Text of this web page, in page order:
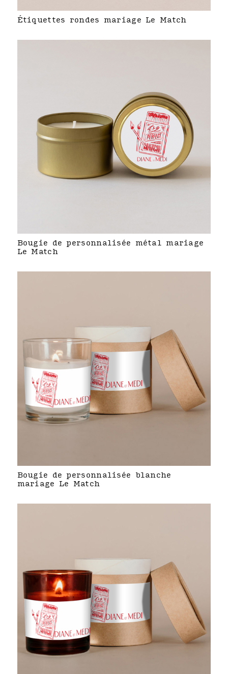
Étiquettes rondes mariage Le Match
Bougie de personnalisée métal mariage
Le Match
Bougie de personnalisée blanche
mariage Le Match